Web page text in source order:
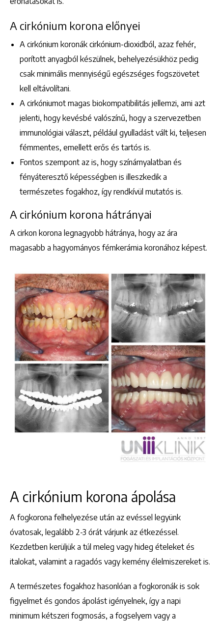
+36 1 222 7250
+36 1 222 9150
1148 Budapest, Örs vezér tere 2.
Keresés
A cirkónium korona előnyei
A cirkónium koronák cirkónium-dioxidból, azaz fehér,
porított anyagból készülnek, behelyezésükhöz pedig
csak minimális mennyiségű egészséges fogszövetet
kell eltávolítani.
A cirkóniumot magas biokompatibilitás jellemzi, ami azt
jelenti, hogy kevésbé valószínű, hogy a szervezetben
immunológiai választ, például gyulladást vált ki, teljesen
fémmentes, emellett erős és tartós is.
Fontos szempont az is, hogy színárnyalatban és
fényáteresztő képességben is illeszkedik a
természetes fogakhoz, így rendkívül mutatós is.
A cirkónium korona hátrányai
A cirkon korona legnagyobb hátránya, hogy az ára
magasabb a hagyományos fémkerámia koronához képest.
A cirkónium korona ápolása
A fogkorona felhelyezése után az evéssel legyünk
óvatosak, legalább 2-3 órát várjunk az étkezéssel.
Kezdetben kerüljük a túl meleg vagy hideg ételeket és
italokat, valamint a ragadós vagy kemény élelmiszereket is.
A természetes fogakhoz hasonlóan a fogkoronák is sok
figyelmet és gondos ápolást igényelnek, így a napi
minimum kétszeri fogmosás, a fogselyem vagy a